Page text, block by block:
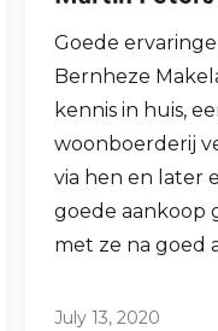
Fijne makelaar.
al mijn 2e
hen laten
ook een
aankopen.
Laagdrempelig
professioneel,